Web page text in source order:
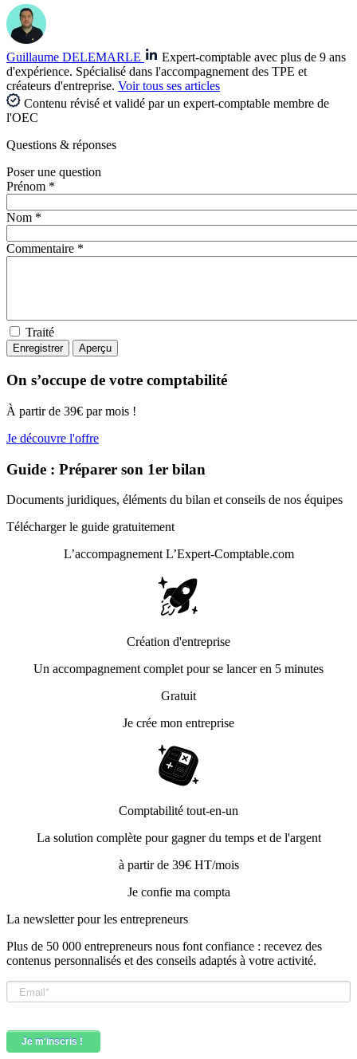
Guillaume DELEMARLE
Expert-comptable avec plus de 9 ans
d'expérience. Spécialisé dans l'accompagnement des TPE et
créateurs d'entreprise. Voir tous ses articles
Contenu révisé et validé par un expert-comptable membre de
l'OEC
Questions & réponses
Poser une question
Prénom *
Nom *
Commentaire *
Traité
On s’occupe de votre comptabilité
À partir de 39€ par mois !
Je découvre l'offre
Guide : Préparer son 1er bilan
Documents juridiques, éléments du bilan et conseils de nos équipes
Télécharger le guide gratuitement
L’accompagnement L’Expert-Comptable.com
Création d'entreprise
Un accompagnement complet pour se lancer en 5 minutes
Gratuit
Je crée mon entreprise
Comptabilité tout-en-un
La solution complète pour gagner du temps et de l'argent
à partir de 39€ HT/mois
Je confie ma compta
La newsletter pour les entrepreneurs
Plus de 50 000 entrepreneurs nous font confiance : recevez des
contenus personnalisés et des conseils adaptés à votre activité.